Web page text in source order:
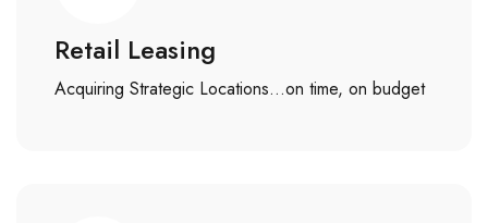
Retail Leasing
Acquiring Strategic Locations…on time, on budget